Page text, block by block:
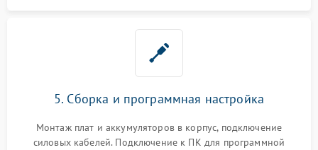
5. Сборка и программная настройка
Монтаж плат и аккумуляторов в корпус, подключение
силовых кабелей. Подключение к ПК для программной